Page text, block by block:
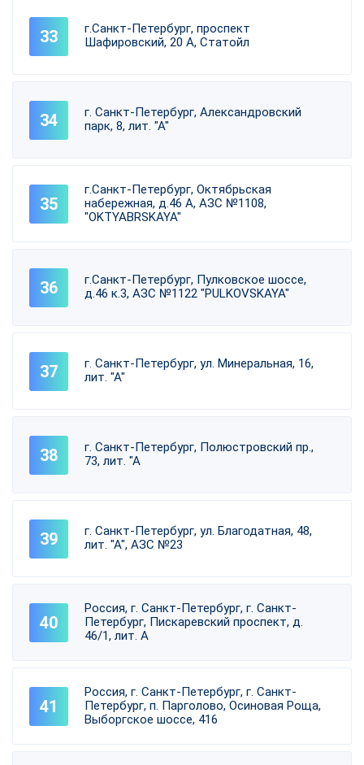
г.Санкт-Петербург, проспект
Шафировский, 20 А, Статойл
г. Санкт-Петербург, Александровский
парк, 8, лит. "А"
г.Санкт-Петербург, Октябрьская
набережная, д.46 А, АЗС №1108,
"OKTYABRSKAYA"
г.Санкт-Петербург, Пулковское шоссе,
д.46 к.3, АЗС №1122 "PULKOVSKAYA"
г. Санкт-Петербург, ул. Минеральная, 16,
лит. "А"
г. Санкт-Петербург, Полюстровский пр.,
73, лит. "А
г. Санкт-Петербург, ул. Благодатная, 48,
лит. "А", АЗС №23
Россия, г. Санкт-Петербург, г. Санкт-
Петербург, Пискаревский проспект, д.
46/1, лит. А
Россия, г. Санкт-Петербург, г. Санкт-
Петербург, п. Парголово, Осиновая Роща,
Выборгское шоссе, 416